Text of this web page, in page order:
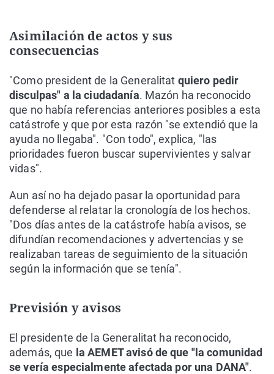
Asimilación de actos y sus
consecuencias
"Como president de la Generalitat quiero pedir
disculpas" a la ciudadanía. Mazón ha reconocido
que no había referencias anteriores posibles a esta
catástrofe y que por esta razón "se extendió que la
ayuda no llegaba". "Con todo", explica, "las
prioridades fueron buscar supervivientes y salvar
vidas".
Aun así no ha dejado pasar la oportunidad para
defenderse al relatar la cronología de los hechos.
"Dos días antes de la catástrofe había avisos, se
difundían recomendaciones y advertencias y se
realizaban tareas de seguimiento de la situación
según la información que se tenía".
Previsión y avisos
El presidente de la Generalitat ha reconocido,
además, que la AEMET avisó de que "la comunidad
se vería especialmente afectada por una DANA".